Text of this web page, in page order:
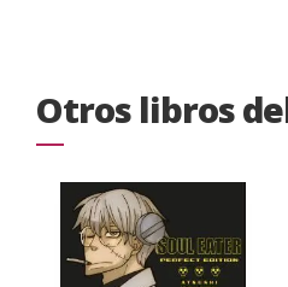
Otros libros